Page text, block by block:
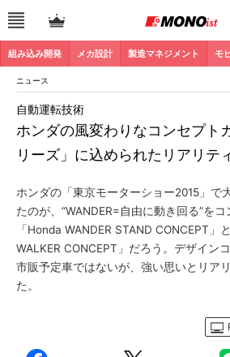
組み込み開発 メカ設計 製造マネジメント モ
ニュース
ホンダの風変わりなコンセプト
リーズ」に込められたリアリテ
自動運転技術
ホンダの「東京モーターショー2015」で
たのが、“WANDER=自由に動き回る”を
「Honda WANDER STAND CONCEPT」
WALKER CONCEPT」だろう。デザイン
市販予定車ではないが、強い思いとリア
た。